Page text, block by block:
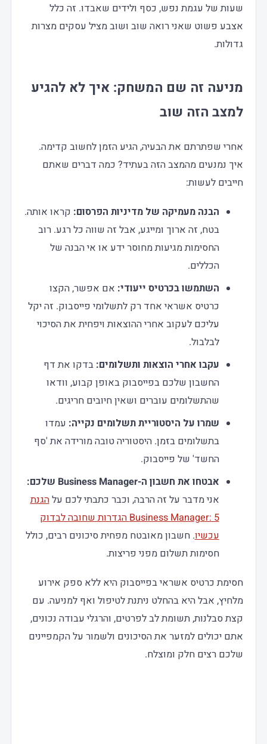
שעות של עגמת נפש, כסף ולידים שאבדו. זה כלל
אצבע פשוט שאני רואה שוב ושוב מציל עסקים מצרות
גדולות.
מניעה זה שם המשחק: איך לא להגיע
למצב הזה שוב
אחרי שפתרתם את הבעיה, הגיע הזמן לחשוב קדימה.
איך נמנעים מהמצב הזה בעתיד? כמה דברים שאתם
חייבים לעשות:
הבנה מעמיקה של מדיניות הפרסום: קראו אותה.
בטח, זה ארוך ומייגע, אבל זה שווה כל רגע. רוב
החסימות מגיעות מחוסר ידע או אי הבנה של
הכללים.
השתמשו בכרטיס ייעודי: אם אפשר, הקצו
כרטיס אשראי אחד רק לתשלומי פייסבוק. זה יקל
עליכם לעקוב אחרי ההוצאות ויפחית את הסיכוי
לבלבול.
עקבו אחרי הוצאות ותשלומים: בדקו את דף
החשבון שלכם בפייסבוק באופן קבוע, וודאו
שהתשלומים עוברים ושאין חיובים חריגים.
שמרו על היסטוריית תשלומים נקייה: עמדו
בתשלומים בזמן. היסטוריה טובה מורידה את 'סף
החשד' של פייסבוק.
אבטחו את חשבון ה-Business Manager שלכם:
אני מדבר על זה הרבה, וכבר כתבתי לכם עלהגנת
Business Manager: 5 הגדרות שחובה לבדוק
עכשיו. חשבון מאובטח מפחית סיכונים רבים, כולל
חסימות תשלום מפני פריצות.
חסימת כרטיס אשראי בפייסבוק היא ללא ספק אירוע
מלחיץ, אבל היא בהחלט ניתנת לטיפול ואף למניעה. עם
קצת סבלנות, תשומת לב לפרטים, והרגלי עבודה נכונים,
אתם יכולים למזער את הסיכונים ולשמור על הקמפיינים
שלכם רצים חלק ומוצלח.